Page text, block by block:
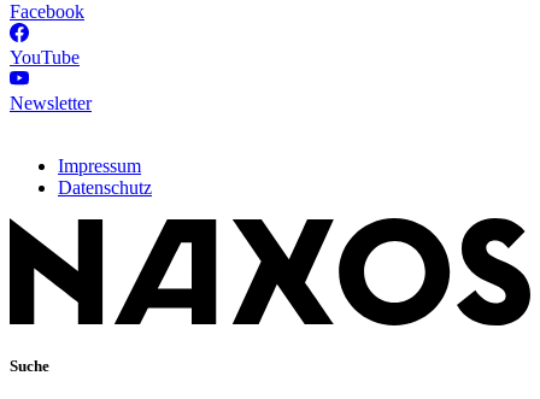
Facebook
YouTube
Newsletter
Impressum
Datenschutz
Suche